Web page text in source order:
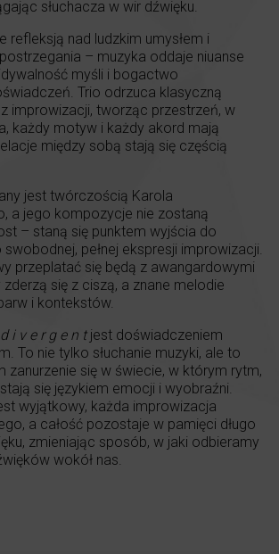
słuchacza w wir dźwięku.
refleksją nad ludzkim umysłem i
– muzyka oddaje niuanse
myśli i bogactwo
Trio odrzuca klasyczną
improwizacji, tworząc przestrzeń, w
każdy motyw i każdy akord mają
między sobą stają się częścią
jest twórczością Karola
a jego kompozycje nie zostaną
– staną się punktem wyjścia do
pełnej ekspresji improwizacji.
przeplatać się będą z awangardowymi
się z ciszą, a znane melodie
i kontekstów.
i v e r g e n tjest doświadczeniem
To nie tylko słuchanie muzyki, ale to
zanurzenie się w świecie, w którym rytm,
się językiem emocji i wyobraźni.
wyjątkowy, każda improwizacja
a całość pozostaje w pamięci długo
zmieniając sposób, w jaki odbieramy
wokół nas.